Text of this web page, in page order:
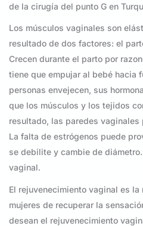
de la cirugía del punto G en
Los músculos vaginales son
resultado de dos factores: el
Crecen durante el parto por
tiene que empujar al bebé hacia
personas envejecen, sus
que los músculos y los tejidos
resultado, las paredes
La falta de estrógenos puede
se debilite y cambie de
vaginal.
El rejuvenecimiento vaginal es
mujeres de recuperar la
desean el rejuvenecimiento